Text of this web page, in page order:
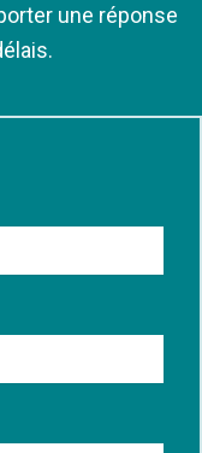
une réponse